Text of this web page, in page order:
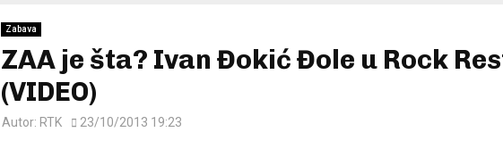
Zabava
ZAA je šta? Ivan Đokić Đole u Rock
(VIDEO)
Autor: RTK 23/10/2013 19:23